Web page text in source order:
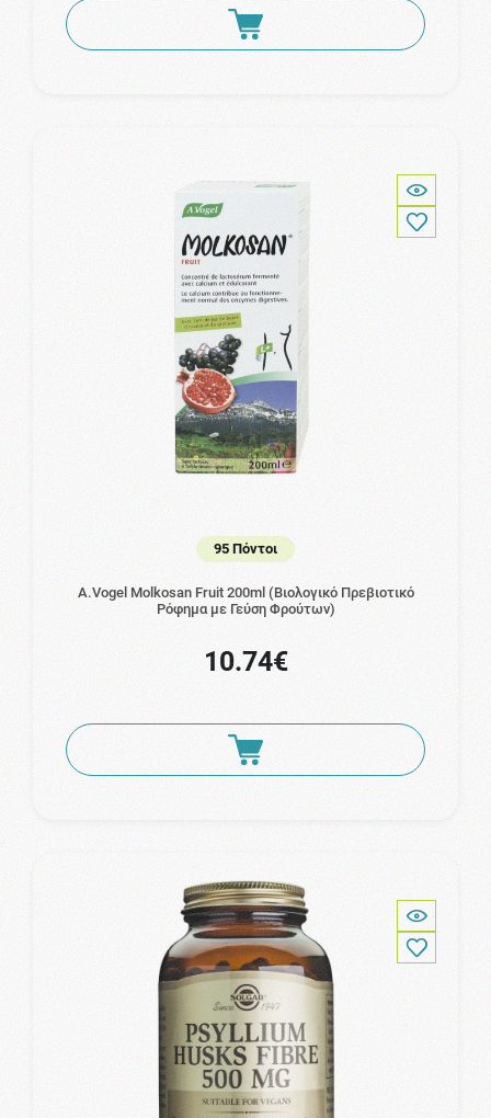
95 Πόντοι
A.Vogel Molkosan Fruit 200ml (Βιολογικό Πρεβιοτικό
Ρόφημα με Γεύση Φρούτων)
10.74€